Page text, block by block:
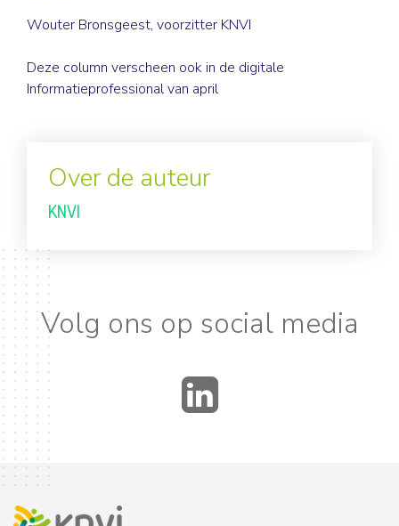
Wouter Bronsgeest, voorzitter KNVI
Deze column verscheen ook in de digitale
Informatieprofessional van april
Over de auteur
KNVI
Volg ons op social media